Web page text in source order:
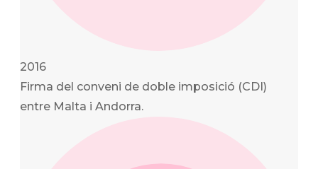
2016
Firma del conveni de doble imposició (CDI)
entre Malta i Andorra.